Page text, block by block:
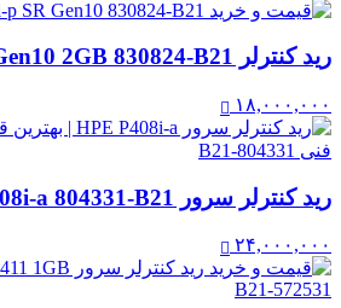
رید کنترلر P408i-p SR Gen10 2GB 830824-B21
۱۸,۰۰۰,۰۰۰
رید کنترلر سرور HPE P408i-a 804331-B21
۲۴,۰۰۰,۰۰۰